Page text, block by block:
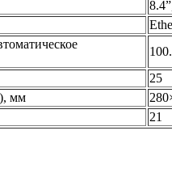
25
мм
21